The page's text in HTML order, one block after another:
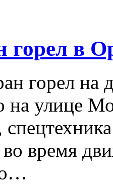
горел в
горел на
на улице
время